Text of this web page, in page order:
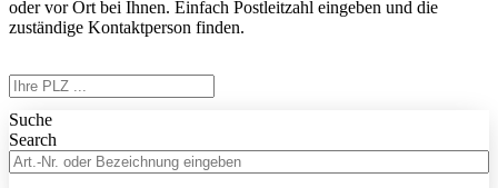
oder vor Ort bei Ihnen. Einfach Postleitzahl eingeben und die
zuständige Kontaktperson finden.
Suche
Search